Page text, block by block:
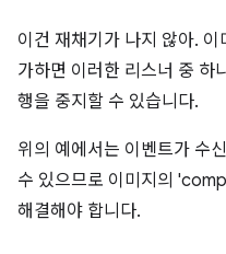
이건 재채기가 나지 않아.
가하면 이러한 리스너 중
행을 중지할 수 있습니다.
위의 예에서는 이벤트가 수
수 있으므로 이미지의
해결해야 합니다.